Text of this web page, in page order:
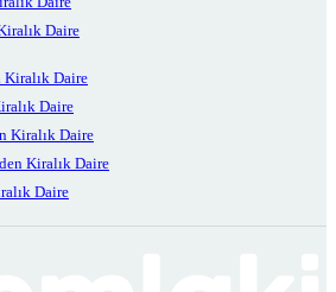
Daire
Kiralık Daire
Daire
Kiralık Daire
Kiralık Daire
Daire